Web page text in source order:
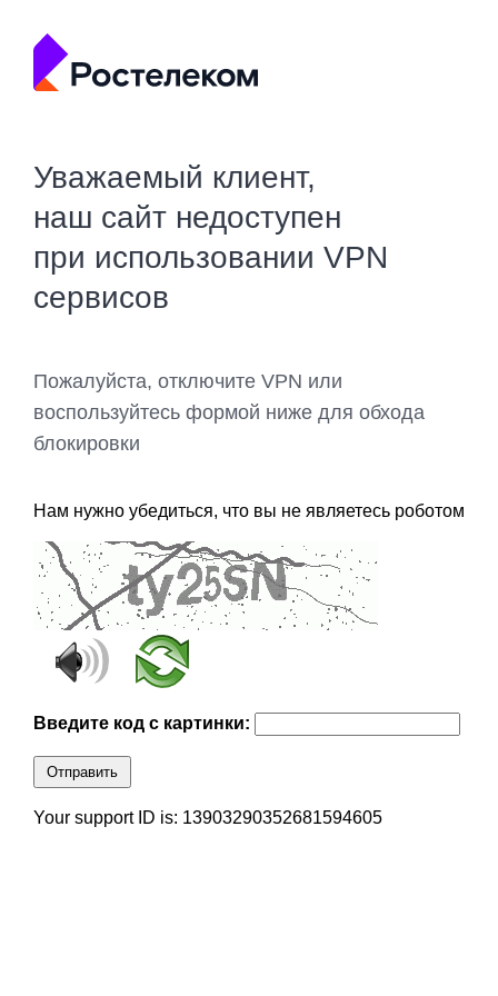
Уважаемый клиент,
наш сайт недоступен
при использовании VPN
сервисов
Пожалуйста, отключите VPN или
воспользуйтесь формой ниже для обхода
блокировки
Нам нужно убедиться, что вы не являетесь роботом
Введите код с картинки:
Отправить
Your support ID is: 13903290352681594605